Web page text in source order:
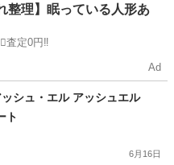
観葉植物
整理】眠っている人形あ
査定0円‼️
Ad
シュ・エル アッシュエル
ト
6月16日